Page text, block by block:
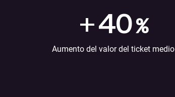
+40%
Aumento del valor del ticket medio